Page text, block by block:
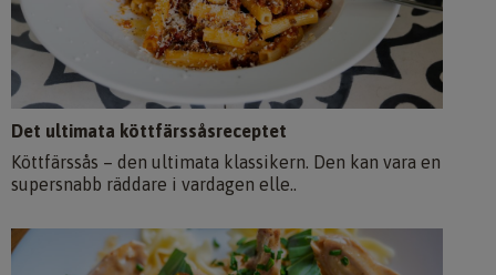
Det ultimata köttfärssåsreceptet
Köttfärssås – den ultimata klassikern. Den kan vara en
supersnabb räddare i vardagen elle..